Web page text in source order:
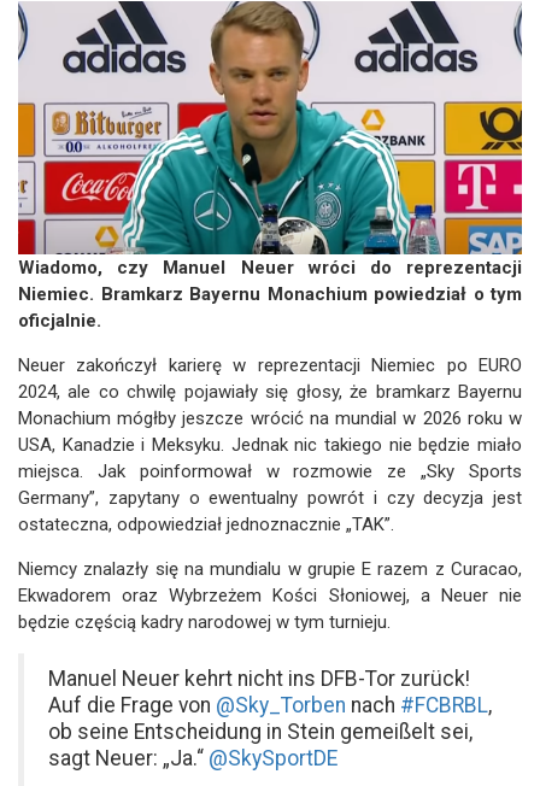
Wiadomo, czy Manuel Neuer wróci do reprezentacji
Niemiec. Bramkarz Bayernu Monachium powiedział o tym
oficjalnie.
Neuer zakończył karierę w reprezentacji Niemiec po EURO
2024, ale co chwilę pojawiały się głosy, że bramkarz Bayernu
Monachium mógłby jeszcze wrócić na mundial w 2026 roku w
USA, Kanadzie i Meksyku. Jednak nic takiego nie będzie miało
miejsca. Jak poinformował w rozmowie ze „Sky Sports
Germany”, zapytany o ewentualny powrót i czy decyzja jest
ostateczna, odpowiedział jednoznacznie „TAK”.
Niemcy znalazły się na mundialu w grupie E razem z Curacao,
Ekwadorem oraz Wybrzeżem Kości Słoniowej, a Neuer nie
będzie częścią kadry narodowej w tym turnieju.
Manuel Neuer kehrt nicht ins DFB-Tor zurück!
Auf die Frage von @Sky_Torben nach #FCBRBL,
ob seine Entscheidung in Stein gemeißelt sei,
sagt Neuer: „Ja.“ @SkySportDE